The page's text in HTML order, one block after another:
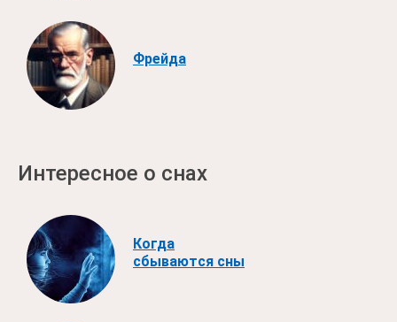
Фрейда
Интересное о снах
Когда
сбываются сны